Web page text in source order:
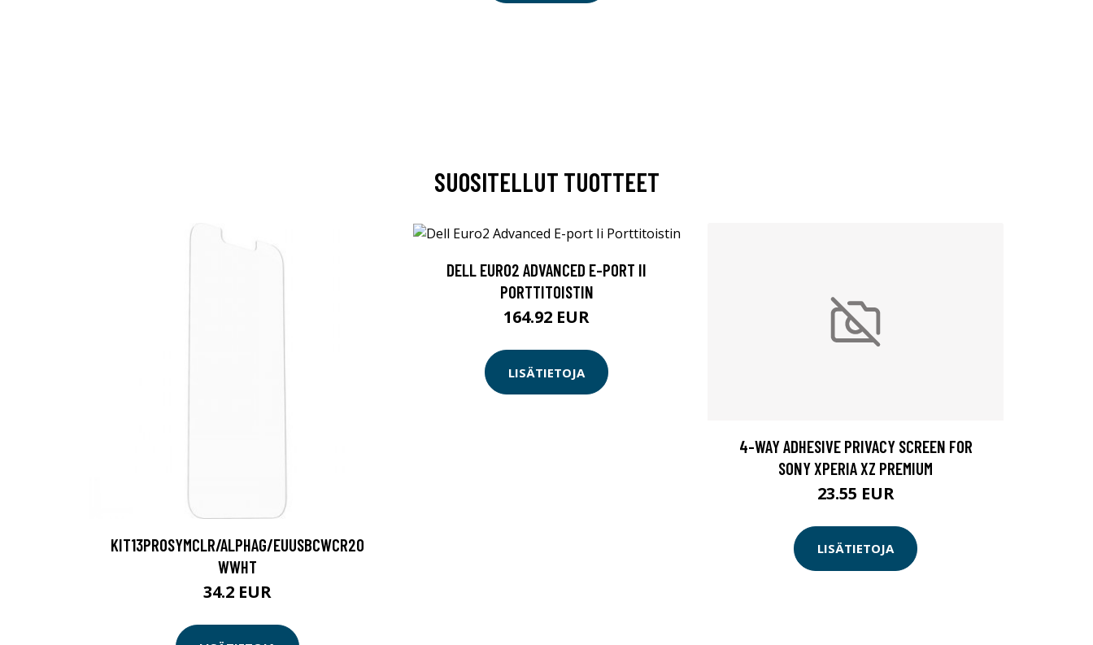
SUOSITELLUT TUOTTEET
KIT13PROSYMCLR/ALPHAG/EUUSBCWCR20
WWHT
34.2 EUR
DELL EURO2 ADVANCED E-PORT II
PORTTITOISTIN
164.92 EUR
LISÄTIETOJA
4-WAY ADHESIVE PRIVACY SCREEN FOR
SONY XPERIA XZ PREMIUM
23.55 EUR
LISÄTIETOJA